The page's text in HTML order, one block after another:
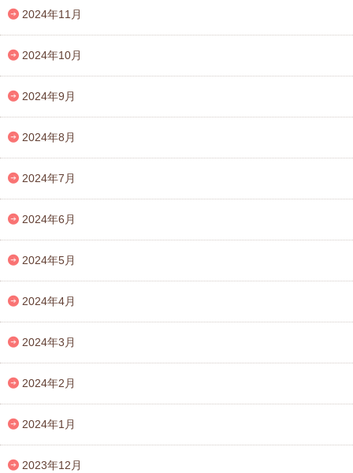
2024年11月
2024年10月
2024年9月
2024年8月
2024年7月
2024年6月
2024年5月
2024年4月
2024年3月
2024年2月
2024年1月
2023年12月